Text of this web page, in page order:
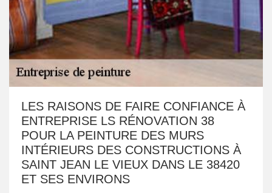
LES RAISONS DE FAIRE CONFIANCE À
ENTREPRISE LS RÉNOVATION 38
POUR LA PEINTURE DES MURS
INTÉRIEURS DES CONSTRUCTIONS À
SAINT JEAN LE VIEUX DANS LE 38420
ET SES ENVIRONS